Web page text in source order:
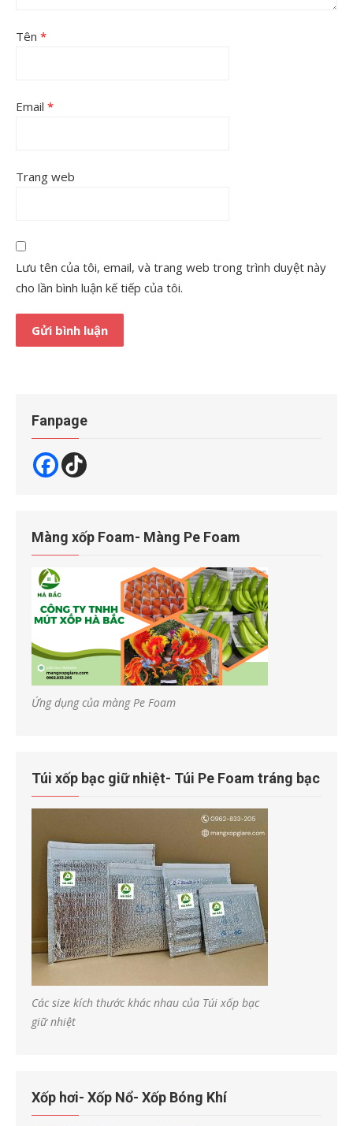
Tên *
Email *
Trang web
Lưu tên của tôi, email, và trang web trong trình duyệt này
cho lần bình luận kế tiếp của tôi.
Fanpage
Màng xốp Foam- Màng Pe Foam
Ứng dụng của màng Pe Foam
Túi xốp bạc giữ nhiệt- Túi Pe Foam tráng bạc
Các size kích thước khác nhau của Túi xốp bạc
giữ nhiệt
Xốp hơi- Xốp Nổ- Xốp Bóng Khí